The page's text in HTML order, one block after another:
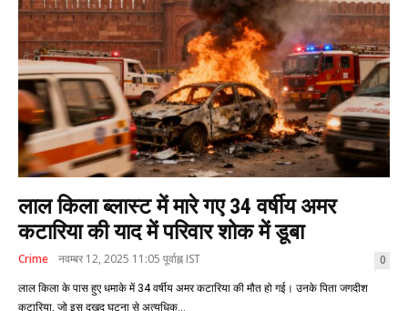
लाल किला ब्लास्ट में मारे गए 34 वर्षीय अमर
कटारिया की याद में परिवार शोक में डूबा
Crime नवम्बर 12, 2025 11:05 पूर्वाह्न IST 0
लाल किला के पास हुए धमाके में 34 वर्षीय अमर कटारिया की मौत हो गई। उनके पिता जगदीश
कटारिया, जो इस दुखद घटना से अत्यधिक...